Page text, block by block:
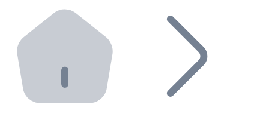
Distributeurs automatiques Bitnovo
Intégrez un ATM Bitnovo dans votre entreprise et
API Bitnovo
Intégrez notre API dans votre écosystème.